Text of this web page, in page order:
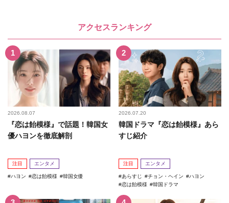
アクセスランキング
2026.08.07
『恋は飴模様』で話題！韓国女
優ハヨンを徹底解剖
注目 エンタメ
ハヨン 恋は飴模様 韓国女優
2026.07.20
韓国ドラマ『恋は飴模様』あら
すじ紹介
注目 エンタメ
あらすじ チョン・ヘイン
ハヨン
恋は飴模様
韓国ドラマ